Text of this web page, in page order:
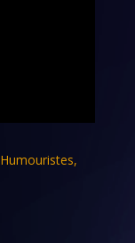
Humouristes,